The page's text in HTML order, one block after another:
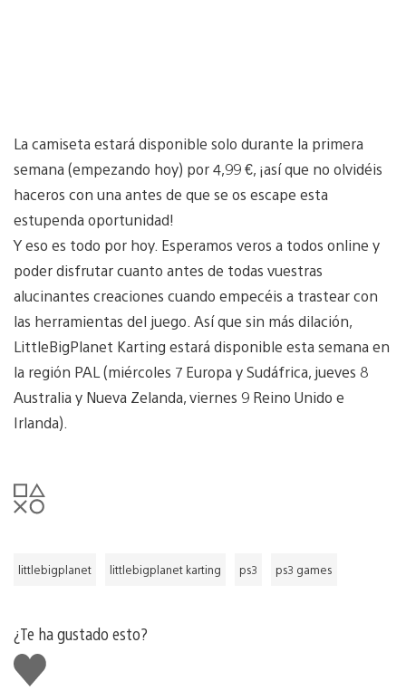
La camiseta estará disponible solo durante la primera
semana (empezando hoy) por 4,99 €, ¡así que no olvidéis
haceros con una antes de que se os escape esta
estupenda oportunidad!
Y eso es todo por hoy. Esperamos veros a todos online y
poder disfrutar cuanto antes de todas vuestras
alucinantes creaciones cuando empecéis a trastear con
las herramientas del juego. Así que sin más dilación,
LittleBigPlanet Karting estará disponible esta semana en
la región PAL (miércoles 7 Europa y Sudáfrica, jueves 8
Australia y Nueva Zelanda, viernes 9 Reino Unido e
Irlanda).
littlebigplanet littlebigplanet karting ps3 ps3 games
¿Te ha gustado esto?
Me
gusta